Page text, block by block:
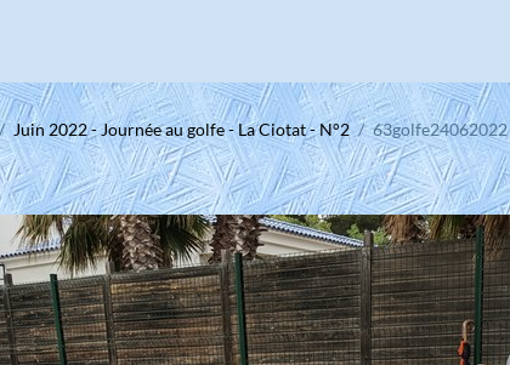
Juin 2022 - Journée au golfe - La Ciotat - N°2 63golfe24062022